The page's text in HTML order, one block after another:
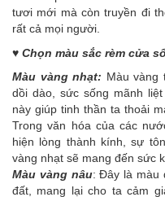
tươi mới mà còn truyền đi
rất cả mọi người.
♥ Chọn màu sắc rèm cửa
Màu vàng nhạt: Màu vàng
dồi dào, sức sống mãnh
này giúp tinh thần ta thoải
Trong văn hóa của các
hiện lòng thành kính, sự
vàng nhạt sẽ mang đến sức
Màu vàng nâu: Đây là màu
đất, mang lại cho ta cảm